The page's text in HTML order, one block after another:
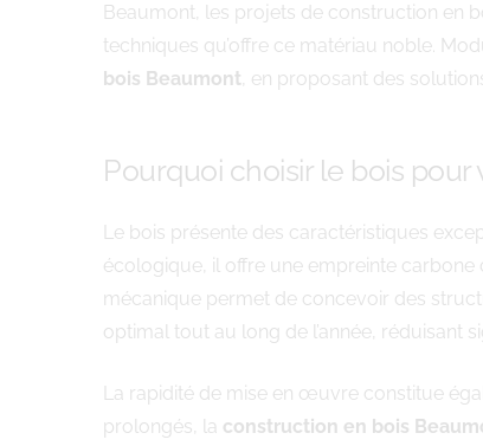
Beaumont, les projets de construction en
techniques qu’offre ce matériau noble.
bois Beaumont , en proposant des
Pourquoi choisir le bois
Le bois présente des caractéristiques
écologique, il offre une empreinte
mécanique permet de concevoir des
optimal tout au long de l’année, réduisant
La rapidité de mise en œuvre constitue
prolongés, la construction en bois